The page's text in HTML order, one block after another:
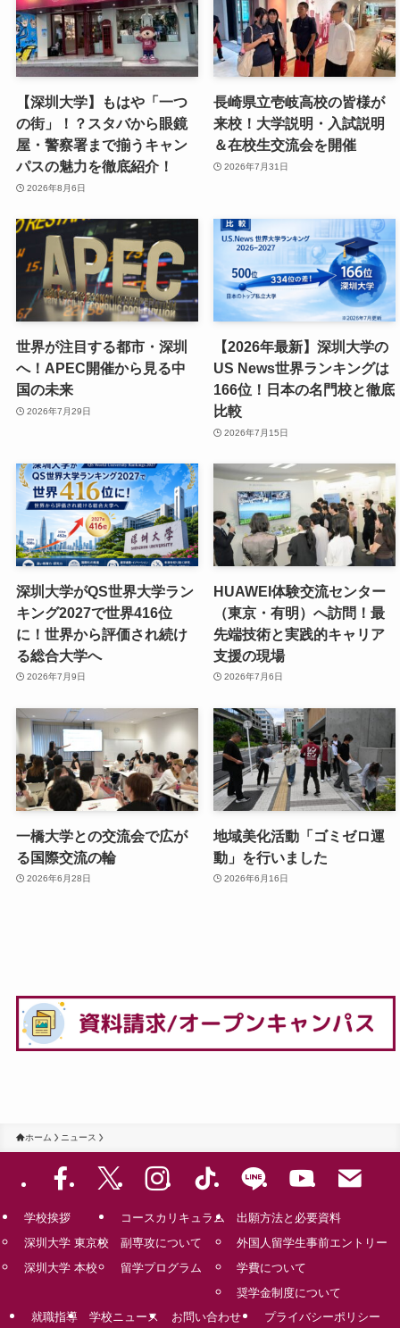
【深圳大学】もはや「一つ
の街」！？スタバから眼鏡
屋・警察署まで揃うキャン
パスの魅力を徹底紹介！
2026年8月6日
長崎県立壱岐高校の皆様が
来校！大学説明・入試説明
＆在校生交流会を開催
2026年7月31日
世界が注目する都市・深圳
へ！APEC開催から見る中
国の未来
2026年7月29日
【2026年最新】深圳大学の
US News世界ランキングは
166位！日本の名門校と徹底
比較
2026年7月15日
深圳大学がQS世界大学ラン
キング2027で世界416位
に！世界から評価され続け
る総合大学へ
2026年7月9日
HUAWEI体験交流センター
（東京・有明）へ訪問！最
先端技術と実践的キャリア
支援の現場
2026年7月6日
一橋大学との交流会で広が
る国際交流の輪
2026年6月28日
地域美化活動「ゴミゼロ運
動」を行いました
2026年6月16日
ホーム ニュース
学校挨拶
深圳大学 東京校
深圳大学 本校
コースカリキュラム
副専攻について
留学プログラム
出願方法と必要資料
外国人留学生事前エントリー
学費について
奨学金制度について
就職指導
学校ニュース お問い合わせ プライバシーポリシー